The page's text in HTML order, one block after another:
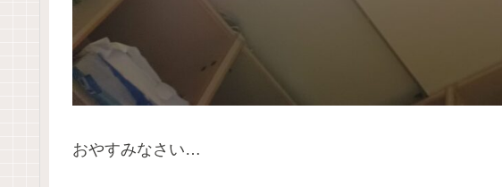
おやすみなさい…